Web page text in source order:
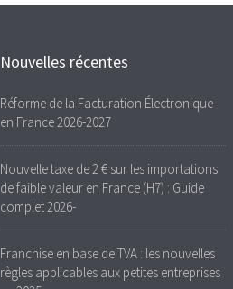
Nouvelles récentes
Réforme de la Facturation Électronique
en France 2026-2027
Nouvelle taxe de 2 € sur les importations
de faible valeur en France (H7) : Guide
complet 2026-
Franchise en base de TVA : les nouvelles
règles applicables aux petites entreprises